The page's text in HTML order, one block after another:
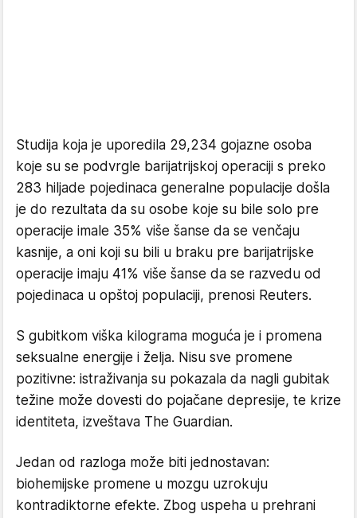
Studija koja je uporedila 29,234 gojazne osoba
koje su se podvrgle barijatrijskoj operaciji s preko
283 hiljade pojedinaca generalne populacije došla
je do rezultata da su osobe koje su bile solo pre
operacije imale 35% više šanse da se venčaju
kasnije, a oni koji su bili u braku pre barijatrijske
operacije imaju 41% više šanse da se razvedu od
pojedinaca u opštoj populaciji, prenosi Reuters.
S gubitkom viška kilograma moguća je i promena
seksualne energije i želja. Nisu sve promene
pozitivne: istraživanja su pokazala da nagli gubitak
težine može dovesti do pojačane depresije, te krize
identiteta, izveštava The Guardian.
Jedan od razloga može biti jednostavan:
biohemijske promene u mozgu uzrokuju
kontradiktorne efekte. Zbog uspeha u prehrani